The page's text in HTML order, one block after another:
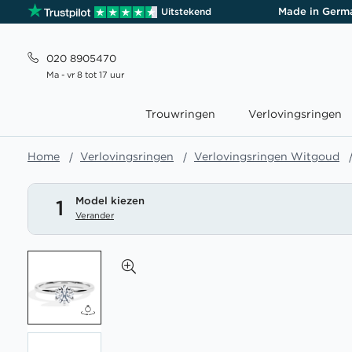
Uitstekend Made in
020 8905470
Ma - vr 8 tot 17 uur
Trouwringen Verlovingsringen
Home Verlovingsringen Verlovingsringen Witgoud
1 Model kiezen
Verander
het
van